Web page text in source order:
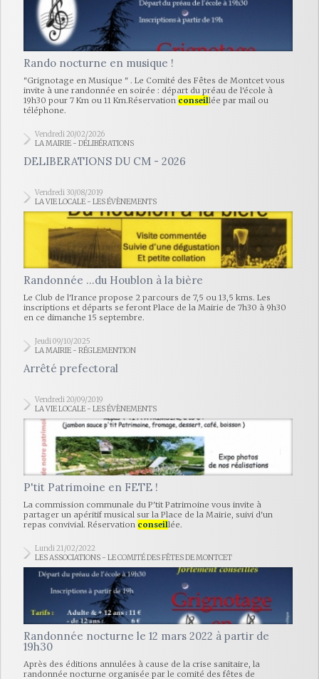
Rando nocturne en musique !
"Grignotage en Musique " . Le Comité des Fêtes de Montcet vous
invite à une randonnée en soirée : départ du préau de l'école à
19h30 pour 7 Km ou 11 Km.Réservation conseillée par mail ou
téléphone.
Vendredi 20/02/2026
LA MAIRIE - DÉLIBÉRATIONS
DELIBERATIONS DU CM - 2026
Vendredi 30/08/2019
LA VIE LOCALE - LES ÉVÈNEMENTS
Randonnée ...du Houblon à la bière
Le Club de l'Irance propose 2 parcours de 7,5 ou 13,5 kms. Les
inscriptions et départs se feront Place de la Mairie de 7h30 à 9h30
en ce dimanche 15 septembre.
Jeudi 09/10/2025
LA MAIRIE - RÉGLEMENTION
Arrêté prefectoral
Vendredi 20/09/2019
LA VIE LOCALE - LES ÉVÈNEMENTS
P'tit Patrimoine en FETE !
La commission communale du P'tit Patrimoine vous invite à
partager un apéritif musical sur la Place de la Mairie, suivi d'un
repas convivial. Réservation conseillée.
Lundi 21/02/2022
LES ASSOCIATIONS - LE COMITÉ DES FÊTES DE MONTCET
Randonnée nocturne le 12 mars 2022 à partir de
19h30
Après des éditions annulées à cause de la crise sanitaire, la
randonnée nocturne organisée par le comité des fêtes de